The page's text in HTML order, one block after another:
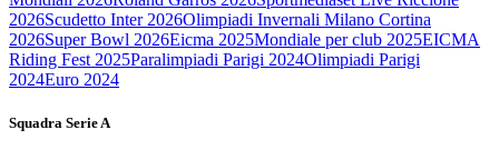
2026Scudetto Inter 2026Olimpiadi Invernali Milano Cortina
2026Super Bowl 2026Eicma 2025Mondiale per club 2025EICMA
Riding Fest 2025Paralimpiadi Parigi 2024Olimpiadi Parigi
2024Euro 2024
Squadra Serie A